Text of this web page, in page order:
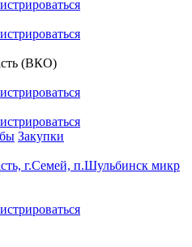
(ВКО)
Закупки
г.Семей, п.Шульбинск микр